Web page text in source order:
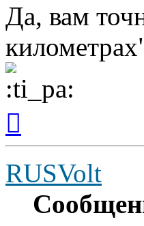
Да, вам
началу
RUSVolt